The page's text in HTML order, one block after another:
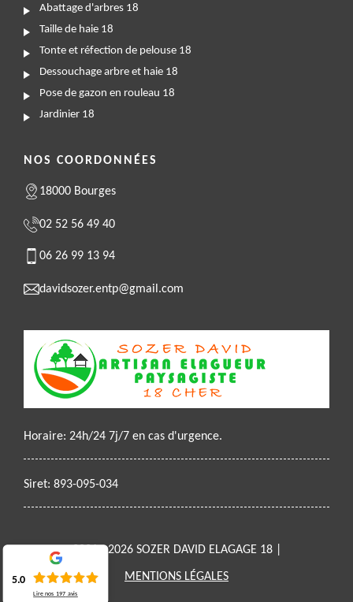
Abattage d'arbres 18
Taille de haie 18
Tonte et réfection de pelouse 18
Dessouchage arbre et haie 18
Pose de gazon en rouleau 18
Jardinier 18
NOS COORDONNÉES
18000 Bourges
02 52 56 49 40
06 26 99 13 94
davidsozer.entp@gmail.com
Horaire: 24h/24 7j/7 en cas d'urgence.
Siret: 893-095-034
2021 - 2026 SOZER DAVID ELAGAGE 18 |
MENTIONS LÉGALES
5.0
Lire nos197 avis